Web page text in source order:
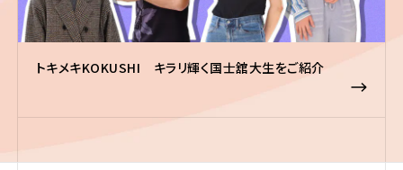
トキメキKOKUSHI キラリ輝く国士舘大生をご紹介